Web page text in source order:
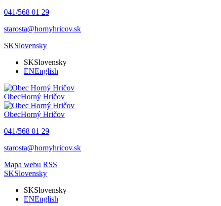
041/568 01 29
starosta@hornyhricov.sk
SKSlovensky
SKSlovensky
ENEnglish
ObecHorný Hričov
ObecHorný Hričov
041/568 01 29
starosta@hornyhricov.sk
Mapa webu RSS
SKSlovensky
SKSlovensky
ENEnglish